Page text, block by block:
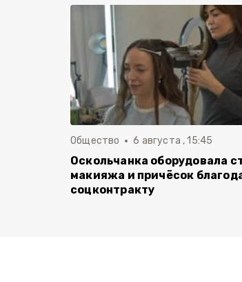
Общество 6 августа , 15:45
Оскольчанка оборудовала
макияжа и причёсок
соцконтракту